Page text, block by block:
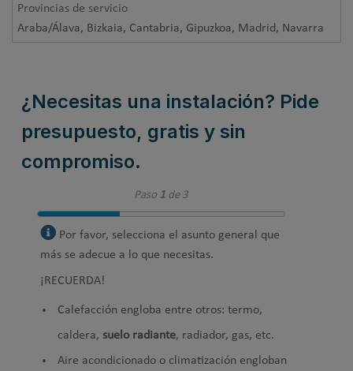
Provincias de servicio
Araba/Álava, Bizkaia, Cantabria, Gipuzkoa, Madrid, Navarra
¿Necesitas una instalación? Pide
presupuesto, gratis y sin
compromiso.
Paso 1de 3
Por favor, selecciona el asunto general que
más se adecue a lo que necesitas.
¡RECUERDA!
Calefacción engloba entre otros: termo,
caldera, suelo radiante, radiador, gas, etc.
Aire acondicionado o climatización engloban